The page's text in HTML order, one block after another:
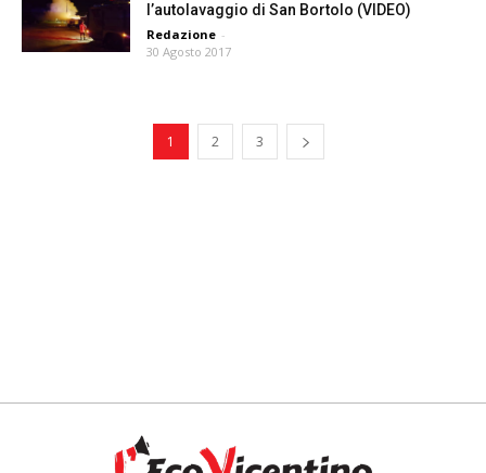
l’autolavaggio di San Bortolo (VIDEO)
Redazione -
30 Agosto 2017
1 2 3